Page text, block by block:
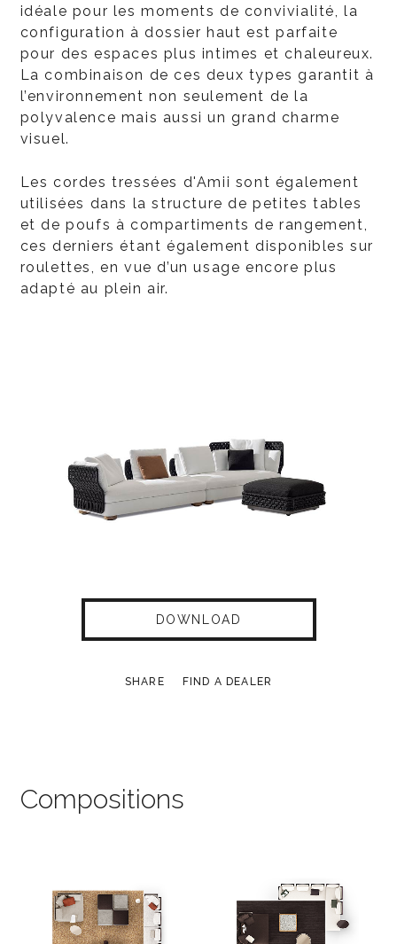
idéale pour les moments de convivialité, la
configuration à dossier haut est parfaite
pour des espaces plus intimes et chaleureux.
La combinaison de ces deux types garantit à
l’environnement non seulement de la
polyvalence mais aussi un grand charme
visuel.
Les cordes tressées d'Amii sont également
utilisées dans la structure de petites tables
et de poufs à compartiments de rangement,
ces derniers étant également disponibles sur
roulettes, en vue d’un usage encore plus
adapté au plein air.
DOWNLOAD
SHARE FIND A DEALER
Compositions